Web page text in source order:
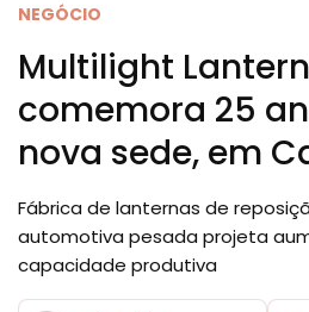
NEGÓCIO
Multilight
comemora 25
nova sede, em
Fábrica de lanternas de
automotiva pesada projeta
capacidade produtiva